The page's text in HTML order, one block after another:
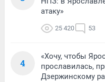
атаку»
25 420 53
4
«Хочу, чтобы
прославилась,
Дзержинскому